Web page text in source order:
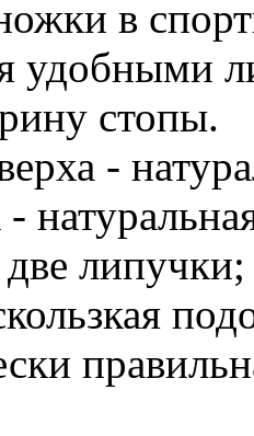
в
удобными
стопы.
-
липучки;